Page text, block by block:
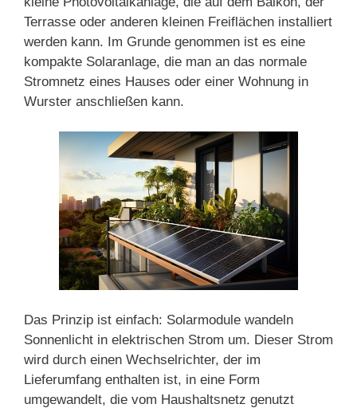
Terrasse oder anderen kleinen Freiflächen installiert
werden kann. Im Grunde genommen ist es eine
kompakte Solaranlage, die man an das normale
Stromnetz eines Hauses oder einer Wohnung in
Wurster anschließen kann.
Das Prinzip ist einfach: Solarmodule wandeln
Sonnenlicht in elektrischen Strom um. Dieser Strom
wird durch einen Wechselrichter, der im
Lieferumfang enthalten ist, in eine Form
umgewandelt, die vom Haushaltsnetz genutzt